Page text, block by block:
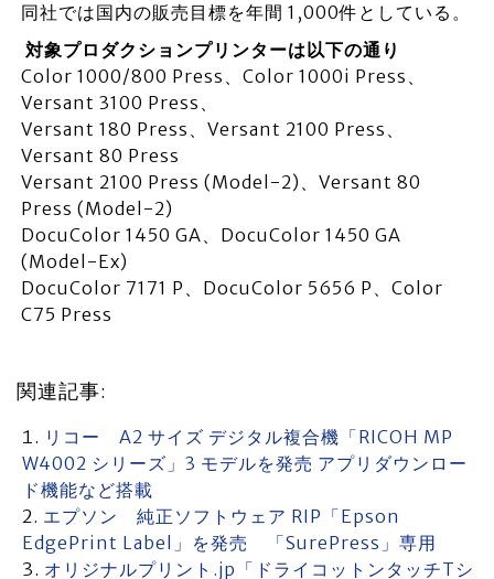
同社では国内の販売目標を年間 1,000件としている。
対象プロダクションプリンターは以下の通り
Color 1000/800 Press、Color 1000i Press、
Versant 3100 Press、
Versant 180 Press、Versant 2100 Press、
Versant 80 Press
Versant 2100 Press (Model-2)、Versant 80
Press (Model-2)
DocuColor 1450 GA、DocuColor 1450 GA
(Model-Ex)
DocuColor 7171 P、DocuColor 5656 P、Color
C75 Press
関連記事:
リコー A2 サイズ デジタル複合機「RICOH MP
W4002 シリーズ」3 モデルを発売 アプリダウンロー
ド機能など搭載
エプソン 純正ソフトウェア RIP「Epson
EdgePrint Label」を発売 「SurePress」専用
オリジナルプリント.jp「ドライコットンタッチTシ